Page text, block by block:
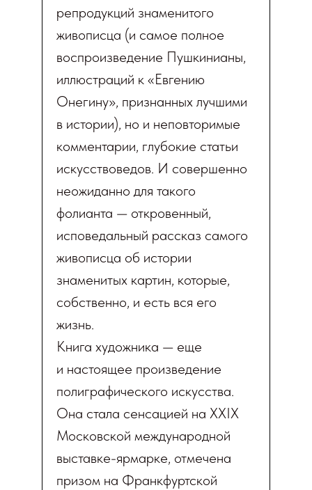
репродукций знаменитого
живописца (и самое полное
воспроизведение Пушкинианы,
иллюстраций к «Евгению
Онегину», признанных лучшими
в истории), но и неповторимые
комментарии, глубокие статьи
искусствоведов. И совершенно
неожиданно для такого
фолианта — откровенный,
исповедальный рассказ самого
живописца об истории
знаменитых картин, которые,
собственно, и есть вся его
жизнь.
Книга художника — еще
и настоящее произведение
полиграфического искусства.
Она стала сенсацией на XXIX
Московской международной
выставке-ярмарке, отмечена
призом на Франкфуртской